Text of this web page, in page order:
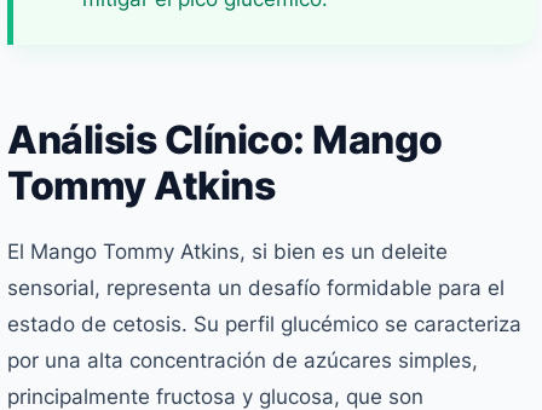
Análisis Clínico: Mango
Tommy Atkins
El Mango Tommy Atkins, si bien es un deleite
sensorial, representa un desafío formidable para el
estado de cetosis. Su perfil glucémico se caracteriza
por una alta concentración de azúcares simples,
principalmente fructosa y glucosa, que son